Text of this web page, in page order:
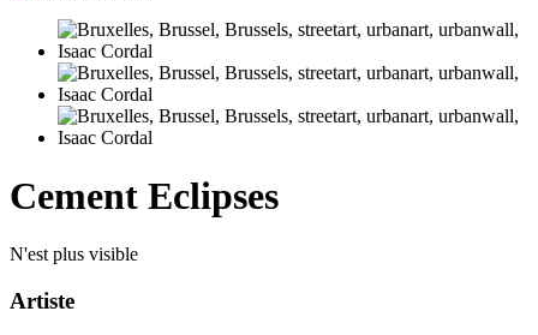
Cement Eclipses
N'est plus visible
Artiste